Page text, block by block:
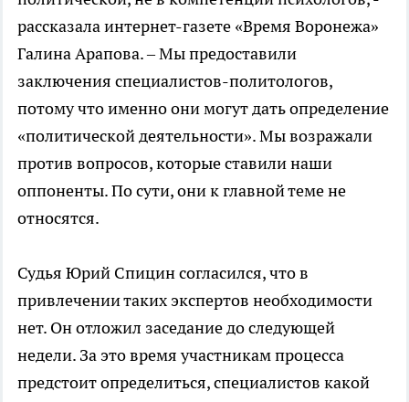
рассказала интернет-газете «Время Воронежа»
Галина Арапова. – Мы предоставили
заключения специалистов-политологов,
потому что именно они могут дать определение
«политической деятельности». Мы возражали
против вопросов, которые ставили наши
оппоненты. По сути, они к главной теме не
относятся.
Судья Юрий Спицин согласился, что в
привлечении таких экспертов необходимости
нет. Он отложил заседание до следующей
недели. За это время участникам процесса
предстоит определиться, специалистов какой